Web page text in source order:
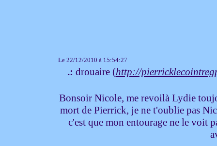
Le 22/12/2010 à 15:54:27
.: drouaire (http://
Bonsoir Nicole, me revoilà Lydie
mort de Pierrick, je ne t'oublie pas
c'est que mon entourage ne le voit